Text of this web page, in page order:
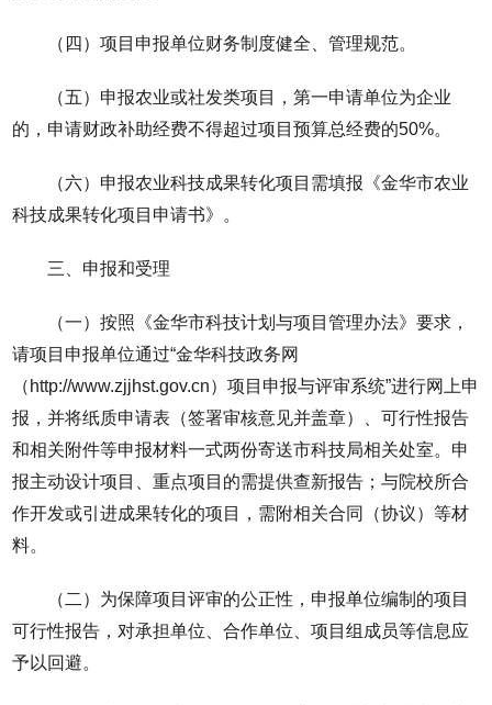
（四）项目申报单位财务制度健全、管理规范。
（五）申报农业或社发类项目，第一申请单位为企业
的，申请财政补助经费不得超过项目预算总经费的50%。
（六）申报农业科技成果转化项目需填报《金华市农业
科技成果转化项目申请书》。
三、申报和受理
（一）按照《金华市科技计划与项目管理办法》要求，
请项目申报单位通过“金华科技政务网
（http://www.zjjhst.gov.cn）项目申报与评审系统”进行网上申
报，并将纸质申请表（签署审核意见并盖章）、可行性报告
和相关附件等申报材料一式两份寄送市科技局相关处室。申
报主动设计项目、重点项目的需提供查新报告；与院校所合
作开发或引进成果转化的项目，需附相关合同（协议）等材
料。
（二）为保障项目评审的公正性，申报单位编制的项目
可行性报告，对承担单位、合作单位、项目组成员等信息应
予以回避。